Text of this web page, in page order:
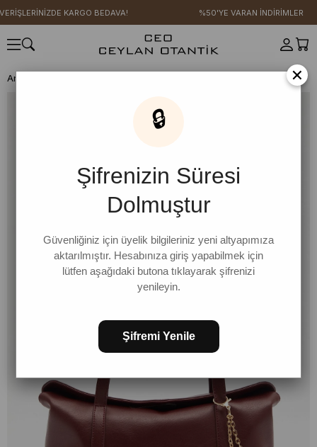
KARGO BEDAVA! %50'YE VARAN İNDİRİMLER
Anasayfa Bordo Rouen Omuz Çanta
×
🔒
Şifrenizin Süresi
Dolmuştur
Güvenliğiniz için üyelik bilgileriniz yeni altyapımıza
aktarılmıştır. Hesabınıza giriş yapabilmek için
lütfen aşağıdaki butona tıklayarak şifrenizi
yenileyin.
Şifremi Yenile